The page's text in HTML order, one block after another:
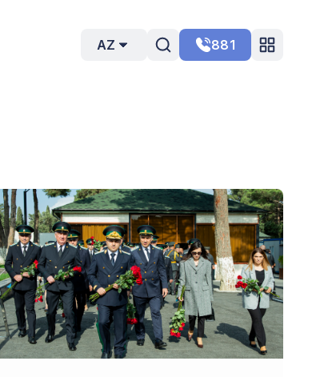
AZ 881